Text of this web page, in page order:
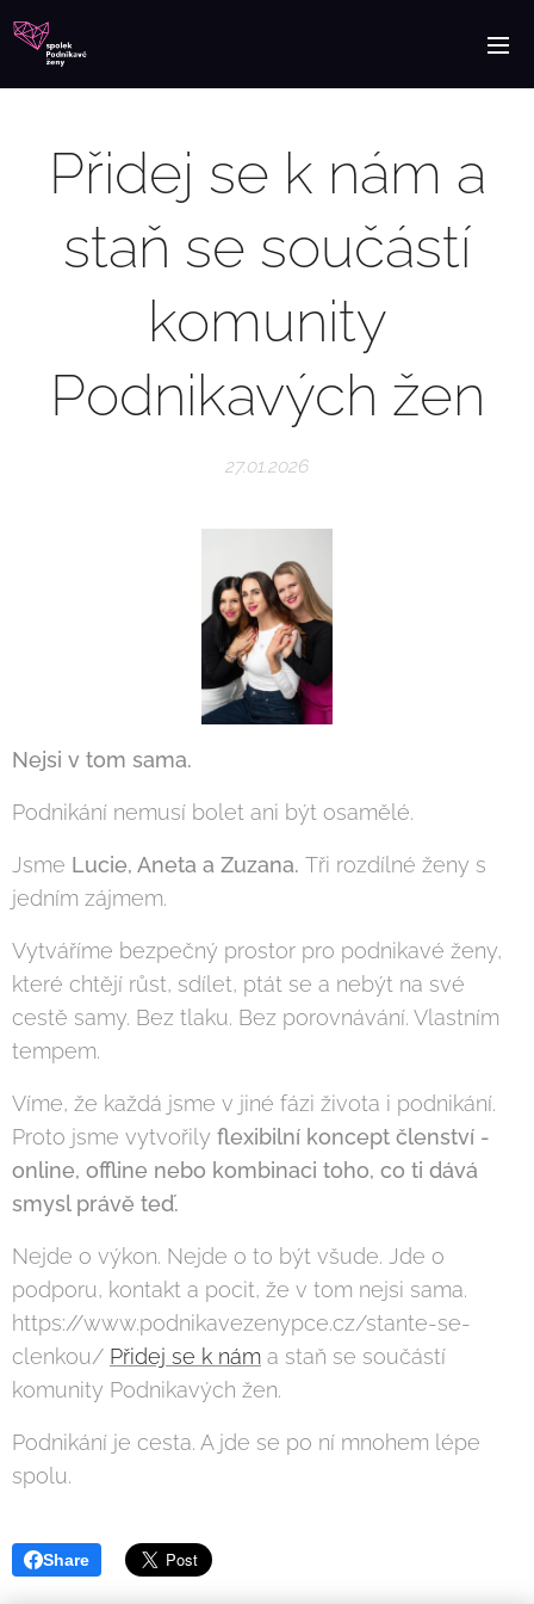
Přidej se k nám a
staň se součástí
komunity
Podnikavých žen
27.01.2026
Nejsi v tom sama.
Podnikání nemusí bolet ani být osamělé.
Jsme Lucie, Aneta a Zuzana. Tři rozdílné ženy s
jedním zájmem.
Vytváříme bezpečný prostor pro podnikavé ženy,
které chtějí růst, sdílet, ptát se a nebýt na své
cestě samy. Bez tlaku. Bez porovnávání. Vlastním
tempem.
Víme, že každá jsme v jiné fázi života i podnikání.
Proto jsme vytvořily flexibilní koncept členství -
online, offline nebo kombinaci toho, co ti dává
smysl právě teď.
Nejde o výkon. Nejde o to být všude. Jde o
podporu, kontakt a pocit, že v tom nejsi sama.
https://www.podnikavezenypce.cz/stante-se-
clenkou/ Přidej se k nám a staň se součástí
komunity Podnikavých žen.
Podnikání je cesta. A jde se po ní mnohem lépe
spolu.
Share